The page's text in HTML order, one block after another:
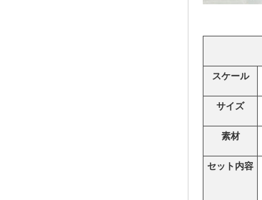
スケール
サイズ
素材
セット内容